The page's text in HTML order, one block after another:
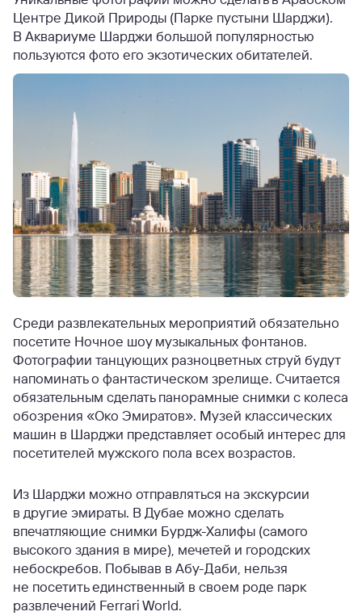
Центре Дикой Природы (Парке пустыни Шарджи).
В Аквариуме Шарджи большой популярностью
пользуются фото его экзотических обитателей.
Среди развлекательных мероприятий обязательно
посетите Ночное шоу музыкальных фонтанов.
Фотографии танцующих разноцветных струй будут
напоминать о фантастическом зрелище. Считается
обязательным сделать панорамные снимки с колеса
обозрения «Око Эмиратов». Музей классических
машин в Шарджи представляет особый интерес для
посетителей мужского пола всех возрастов.
Из Шарджи можно отправляться на экскурсии
в другие эмираты. В Дубае можно сделать
впечатляющие снимки Бурдж-Халифы (самого
высокого здания в мире), мечетей и городских
небоскребов. Побывав в Абу-Даби, нельзя
не посетить единственный в своем роде парк
развлечений Ferrari World.